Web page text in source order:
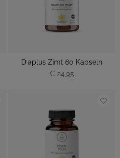
Diaplus Zimt 60 Kapseln
€ 24,95